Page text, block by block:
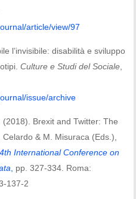
article/view/97
l’invisibile: disabilità e sviluppo
Culture e Studi del Sociale
issue/archive
Brexit and Twitter: The
& M. Misuraca (Eds.),
International Conference on
pp. 327-334. Roma:
137-2